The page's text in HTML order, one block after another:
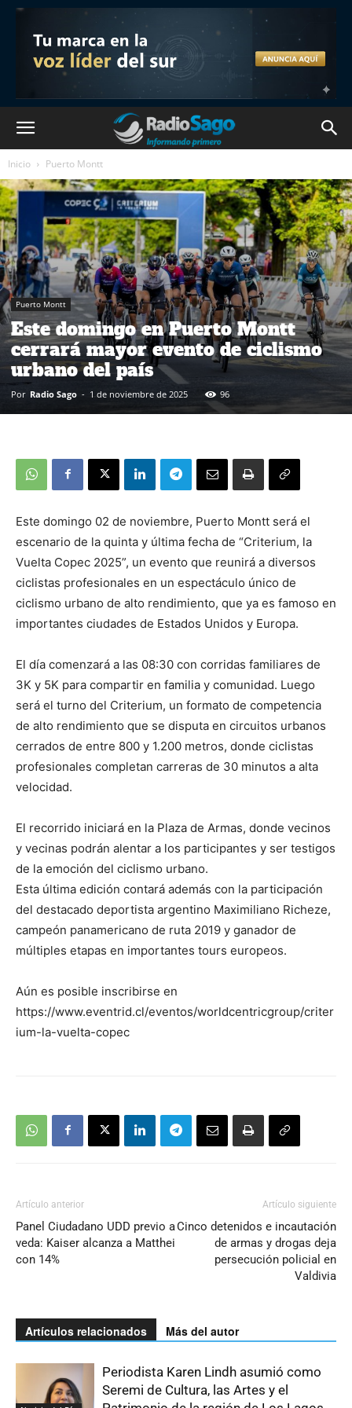
Inicio Puerto Montt
Puerto Montt
Este domingo en Puerto Montt
cerrará mayor evento de ciclismo
urbano del país
Por Radio Sago - 1 de noviembre de 2025 96
Este domingo 02 de noviembre, Puerto Montt será el
escenario de la quinta y última fecha de “Criterium, la
Vuelta Copec 2025”, un evento que reunirá a diversos
ciclistas profesionales en un espectáculo único de
ciclismo urbano de alto rendimiento, que ya es famoso en
importantes ciudades de Estados Unidos y Europa.
El día comenzará a las 08:30 con corridas familiares de
3K y 5K para compartir en familia y comunidad. Luego
será el turno del Criterium, un formato de competencia
de alto rendimiento que se disputa en circuitos urbanos
cerrados de entre 800 y 1.200 metros, donde ciclistas
profesionales completan carreras de 30 minutos a alta
velocidad.
El recorrido iniciará en la Plaza de Armas, donde vecinos
y vecinas podrán alentar a los participantes y ser testigos
de la emoción del ciclismo urbano.
Esta última edición contará además con la participación
del destacado deportista argentino Maximiliano Richeze,
campeón panamericano de ruta 2019 y ganador de
múltiples etapas en importantes tours europeos.
Aún es posible inscribirse en
https://www.eventrid.cl/eventos/worldcentricgroup/criter
ium-la-vuelta-copec
Artículo anterior
Panel Ciudadano UDD previo a
veda: Kaiser alcanza a Matthei
con 14%
Artículo siguiente
Cinco detenidos e incautación
de armas y drogas deja
persecución policial en
Valdivia
Artículos relacionados Más del autor
Periodista Karen Lindh asumió como
Seremi de Cultura, las Artes y el